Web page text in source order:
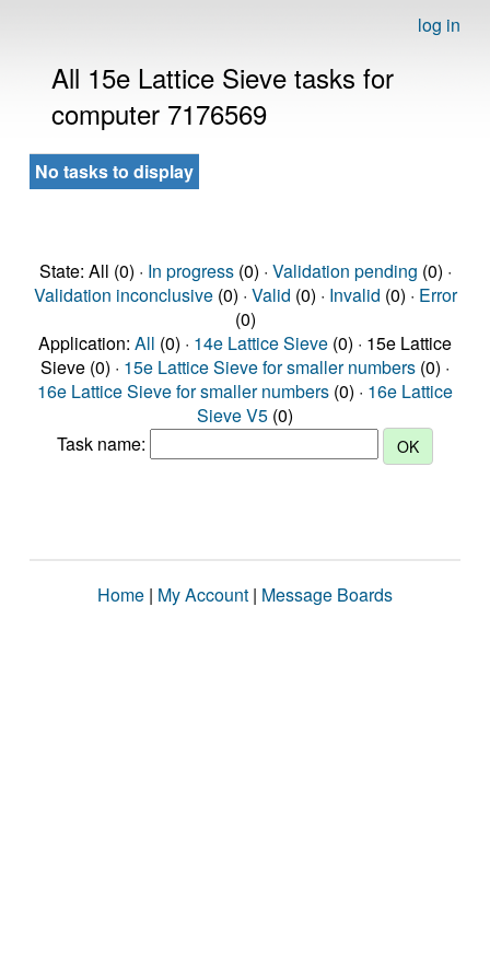
log in
All 15e Lattice Sieve tasks for
computer 7176569
No tasks to display
State: All (0) · In progress(0) · Validation pending (0) ·
Validation inconclusive(0) · Valid (0) · Invalid (0) · Error
(0)
Application: All (0) · 14e Lattice Sieve (0) · 15e Lattice
Sieve (0) · 15e Lattice Sieve for smaller numbers (0) ·
16e Lattice Sieve for smaller numbers (0) · 16e Lattice
Sieve V5 (0)
Task name:
Home | My Account | Message Boards